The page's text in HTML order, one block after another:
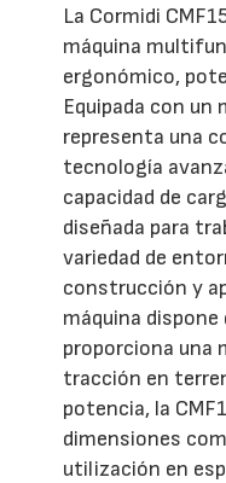
La Cormidi
máquina
ergonómico,
Equipada con un
representa una
tecnología
capacidad de
diseñada para
variedad de
construcción y
máquina dispone
proporciona una
tracción en
potencia, la
dimensiones
utilización en